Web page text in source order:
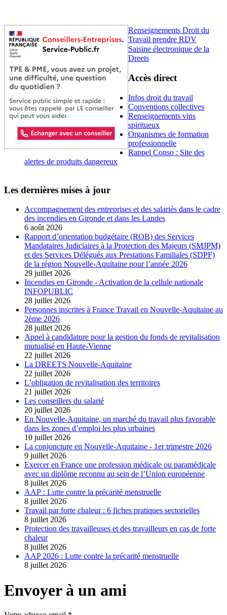
Renseignements Droit du
Travail prendre RDV
Saisine électronique de la
Dreets
Accès direct
Infos droit du travail
Conventions collectives
Renseignements vins
spiritueux
Organismes de formation
professionnelle
Rappel Conso : Site des
alertes de produits dangereux
Les dernières mises à jour
Accompagnement des entreprises et des salariés dans le cadre
des incendies en Gironde et dans les Landes
6 août 2026
Rapport d’orientation budgétaire (ROB) des Services
Mandataires Judiciaires à la Protection des Majeurs (SMJPM)
et des Services Délégués aux Prestations Familiales (SDPF)
de la région Nouvelle-Aquitaine pour l’année 2026
29 juillet 2026
Incendies en Gironde - Activation de la cellule nationale
INFOPUBLIC
28 juillet 2026
Personnes inscrites à France Travail en Nouvelle-Aquitaine au
2ème 2026
28 juillet 2026
Appel à candidature pour la gestion du fonds de revitalisation
mutualisé en Haute-Vienne
22 juillet 2026
La DREETS Nouvelle-Aquitaine
22 juillet 2026
L’obligation de revitalisation des territoires
21 juillet 2026
Les conseillers du salarié
20 juillet 2026
En Nouvelle-Aquitaine, un marché du travail plus favorable
dans les zones d’emploi les plus urbaines
10 juillet 2026
La conjoncture en Nouvelle-Aquitaine - 1er trimestre 2026
9 juillet 2026
Exercer en France une profession médicale ou paramédicale
avec un diplôme reconnu au sein de l’Union européenne
8 juillet 2026
AAP : Lutte contre la précarité menstruelle
8 juillet 2026
Travail par forte chaleur : 6 fiches pratiques sectorielles
8 juillet 2026
Protection des travailleuses et des travailleurs en cas de forte
chaleur
8 juillet 2026
AAP 2026 : Lutte contre la précarité menstruelle
8 juillet 2026
Envoyer à un ami